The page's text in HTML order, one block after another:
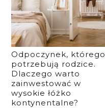
Odpoczynek, którego
potrzebują rodzice.
Dlaczego warto
zainwestować w
wysokie łóżko
kontynentalne?